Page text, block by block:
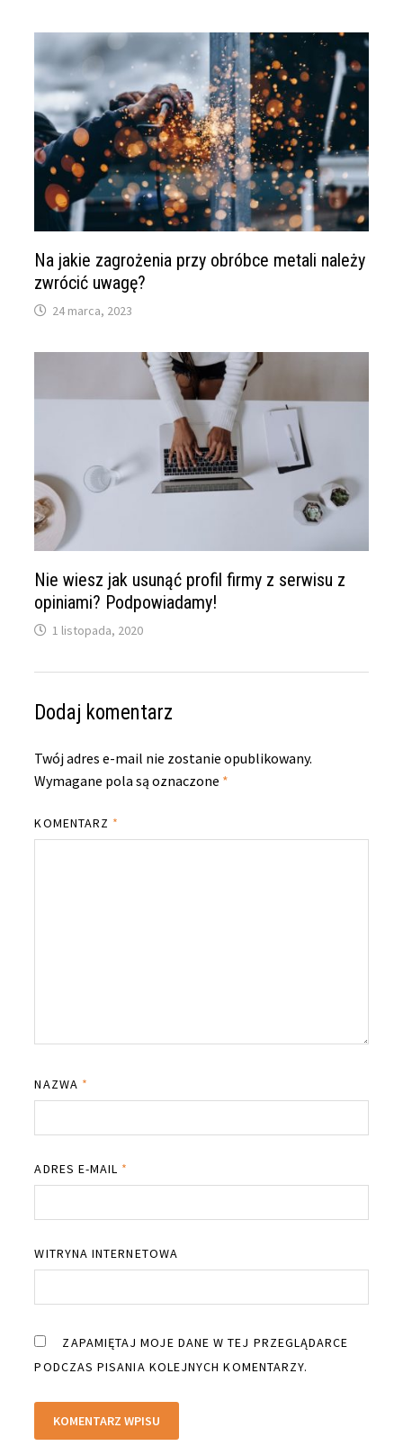
Na jakie zagrożenia przy obróbce metali należy
zwrócić uwagę?
24 marca, 2023
Nie wiesz jak usunąć profil firmy z serwisu z
opiniami? Podpowiadamy!
1 listopada, 2020
Dodaj komentarz
Twój adres e-mail nie zostanie opublikowany.
Wymagane pola są oznaczone *
KOMENTARZ *
NAZWA *
ADRES E-MAIL *
WITRYNA INTERNETOWA
ZAPAMIĘTAJ MOJE DANE W TEJ PRZEGLĄDARCE
PODCZAS PISANIA KOLEJNYCH KOMENTARZY.